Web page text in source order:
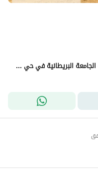
شقة جاهزة للانتقال بها 3 غرف نوم بجانب الجامعة البريطانية في حي متميز مع إمكانية التقسيط تصل إلى 7 سنوات